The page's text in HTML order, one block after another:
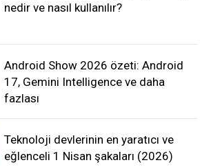
nedir ve nasıl kullanılır?
Android Show 2026 özeti: Android
17, Gemini Intelligence ve daha
fazlası
Teknoloji devlerinin en yaratıcı ve
eğlenceli 1 Nisan şakaları (2026)